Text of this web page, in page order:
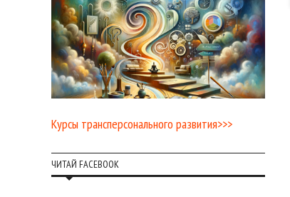
Курсы трансперсонального развития>>>
ЧИТАЙ FACEBOOK